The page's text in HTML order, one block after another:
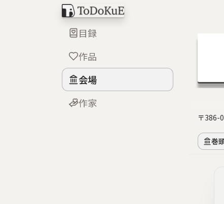
目録
作品
会場
作家
〒386-
巻